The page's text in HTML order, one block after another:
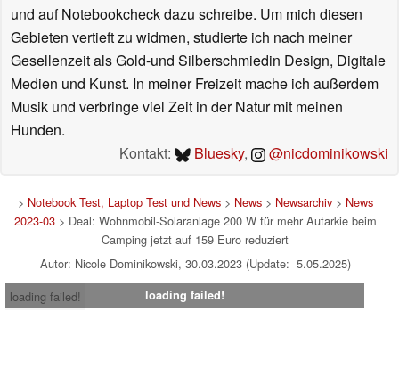
und auf Notebookcheck dazu schreibe. Um mich diesen
Gebieten vertieft zu widmen, studierte ich nach meiner
Gesellenzeit als Gold-und Silberschmiedin Design, Digitale
Medien und Kunst. In meiner Freizeit mache ich außerdem
Musik und verbringe viel Zeit in der Natur mit meinen
Hunden.
Kontakt:
Bluesky, @nicdominikowski
> Notebook Test, Laptop Test und News> News> Newsarchiv> News
2023-03> Deal: Wohnmobil-Solaranlage 200 W für mehr Autarkie beim
Camping jetzt auf 159 Euro reduziert
Autor: Nicole Dominikowski, 30.03.2023 (Update: 5.05.2025)
loading failed!
loading failed!